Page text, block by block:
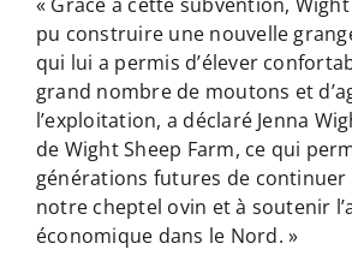
pu construire une nouvelle
qui lui a permis d’élever
grand nombre de moutons et
l’exploitation, a déclaré Jenna
de Wight Sheep Farm, ce qui
générations futures de
notre cheptel ovin et à soutenir
économique dans le Nord. »